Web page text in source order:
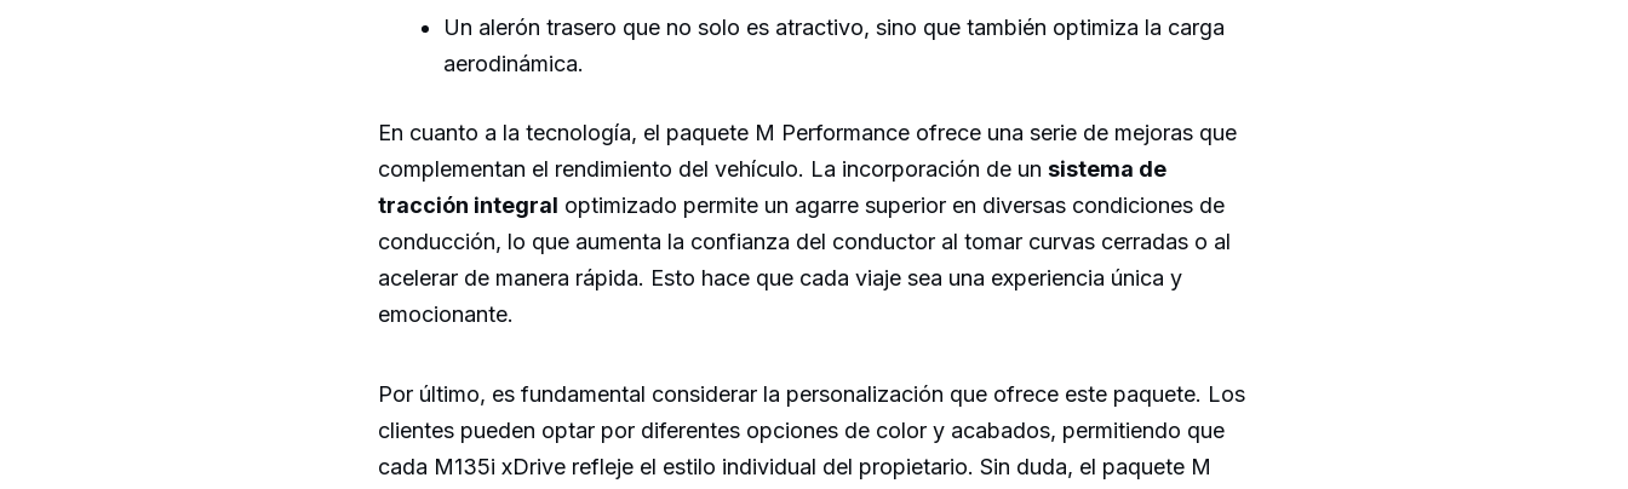
Un alerón trasero que no solo es atractivo, sino que también optimiza la carga
aerodinámica.
En cuanto a la tecnología, el paquete M Performance ofrece una serie de mejoras que
complementan el rendimiento del vehículo. La incorporación de un sistema de
tracción integral optimizado permite un agarre superior en diversas condiciones de
conducción, lo que aumenta la confianza del conductor al tomar curvas cerradas o al
acelerar de manera rápida. Esto hace que cada viaje sea una experiencia única y
emocionante.
Por último, es fundamental considerar la personalización que ofrece este paquete. Los
clientes pueden optar por diferentes opciones de color y acabados, permitiendo que
cada M135i xDrive refleje el estilo individual del propietario. Sin duda, el paquete M